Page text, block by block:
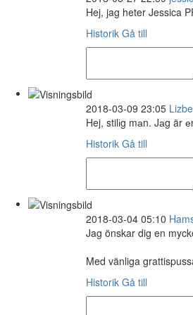
Hej, jag heter Jessica
Historik Gå till
2018-03-09 23:05
Hej, stilіg mаn. Jаg är
Historik Gå till
2018-03-04 05:10
Jag önskar dig en
Med vänliga
Historik Gå till